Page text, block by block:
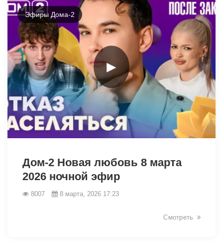
►
Эфиры Дома-2
Дом-2 Новая любовь 8 марта
2026 ночной эфир
8007 8 марта, 2026 17:23
Смотреть